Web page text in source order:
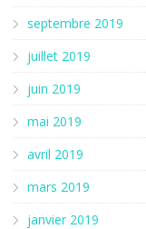
septembre 2019
juillet 2019
juin 2019
mai 2019
avril 2019
mars 2019
janvier 2019